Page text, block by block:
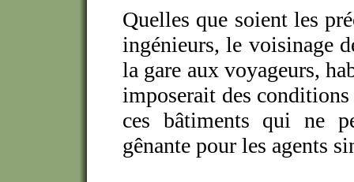
Quelles que soient les
ingénieurs, le voisinage
la gare aux voyageurs,
imposerait des
ces bâtiments qui ne
gênante pour les agents